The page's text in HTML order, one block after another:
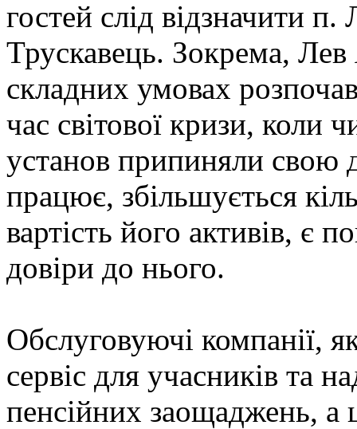
гостей слід відзначити
Трускавець. Зокрема, Лев
складних умовах
час світової кризи, коли
установ припиняли свою
працює, збільшується
вартість його активів, є
довіри до нього.
Обслуговуючі компанії,
сервіс для учасників та
пенсійних заощаджень, а